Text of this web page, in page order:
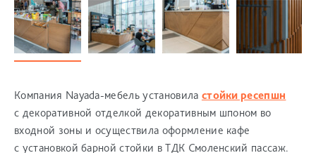
Компания Nayada-мебель установила стойки ресепшн
с декоративной отделкой декоративным шпоном во
входной зоны и осуществила оформление кафе
с установкой барной стойки в ТДК Смоленский пассаж.